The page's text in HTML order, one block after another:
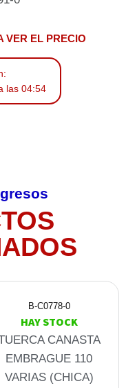
VER EL PRECIO
las 04:54
B-C0778-0
HAY STOCK
CANASTA
EMBRAGUE 110
VARIAS (CHICA)